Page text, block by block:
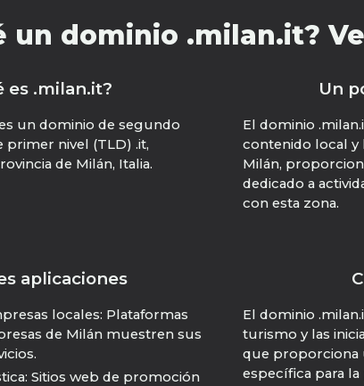
un dominio .milan.it?
es .milan.it?
un dominio de segundo
primer nivel (TLD) .it,
de Milán, Italia.
Un
El dominio
contenido local y
Milán,
dedicado a
con esta zona.
aplicaciones
locales: Plataformas
de Milán muestren sus
Sitios web de promoción
El dominio
turismo y las
que proporciona
específica para la